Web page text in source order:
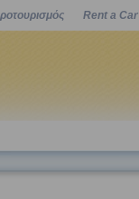
Rent a Car